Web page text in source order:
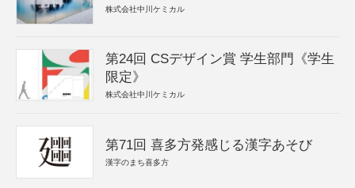
株式会社中川ケミカル
第24回 CSデザイン賞 学生部門《学生
限定》
株式会社中川ケミカル
第71回 喜多方発感じる漢字あそび
漢字のまち喜多方